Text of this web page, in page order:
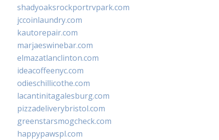
shadyoaksrockportrvpark.com
jccoinlaundry.com
kautorepair.com
marjaeswinebar.com
elmazatlanclinton.com
ideacoffeenyc.com
odieschillicothe.com
lacantinitagalesburg.com
pizzadeliverybristol.com
greenstarsmogcheck.com
happypawspl.com